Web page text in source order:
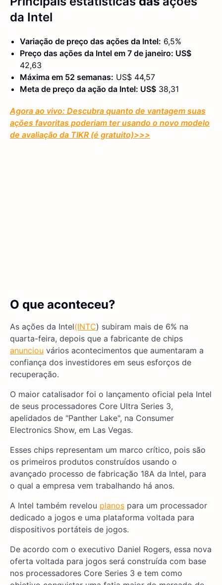
da Intel
Variação de preço das ações da Intel: 6,5%
Preço das ações da Intel em 7 de janeiro: US$
42,63
Máxima em 52 semanas: US$ 44,57
Meta de preço da ação da Intel: US$ 38,31
Agora ao vivo: Descubra quanto de vantagem suas
ações favoritas poderiam ter usando o novo modelo
de avaliação da TIKR (é gratuito)>>>
O que aconteceu?
As ações da Intel(INTC) subiram mais de 6% na
quarta-feira, depois que a fabricante de chips
anunciou vários acontecimentos que aumentaram a
confiança dos investidores em seus esforços de
recuperação.
O maior catalisador foi o lançamento oficial pela Intel
de seus processadores Core Ultra Series 3,
apelidados de "Panther Lake", na Consumer
Electronics Show, em Las Vegas.
Esses chips representam um marco crítico, pois são
os primeiros produtos construídos usando o
avançado processo de fabricação 18A da Intel, para
o qual a empresa vem trabalhando há anos.
A Intel também revelou planos para um processador
dedicado a jogos e uma plataforma voltada para
dispositivos portáteis de jogos.
De acordo com o executivo Daniel Rogers, essa nova
oferta voltada para jogos será construída com base
nos processadores Core Series 3 e tem como